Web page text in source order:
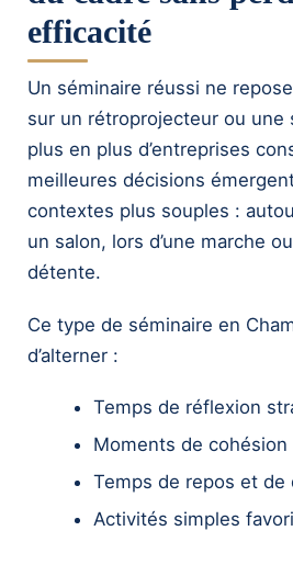
efficacité
Un séminaire réussi ne
sur un rétroprojecteur ou une
plus en plus d’entreprises
meilleures décisions
contextes plus souples :
un salon, lors d’une marche
détente.
Ce type de séminaire en
d’alterner :
Temps de réflexion
Moments de cohésion
Temps de repos et de
Activités simples